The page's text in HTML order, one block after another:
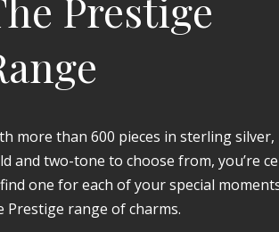
more than 600 pieces in sterling silver,
and two-tone to choose from, you’re
one for each of your special
Prestige range of charms.